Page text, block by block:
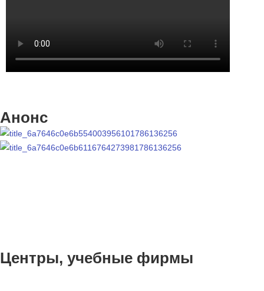
Анонс
Центры, учебные фирмы